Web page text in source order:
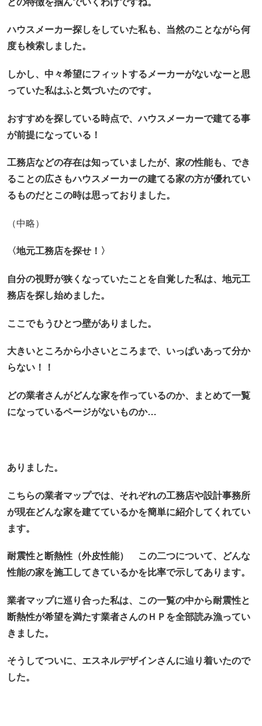
ハウスメーカー探しをしていた私も、当然のことながら何
度も検索しました。
しかし、中々希望にフィットするメーカーがないなーと思
っていた私はふと気づいたのです。
おすすめを探している時点で、ハウスメーカーで建てる事
が前提になっている！
工務店などの存在は知っていましたが、 家の性能も、でき
ることの広さもハウスメーカーの建てる家の方が優れてい
るものだとこの時は思っておりました。
（中略）
〈地元工務店を探せ！〉
自分の視野が狭くなっていたことを自覚した私は、地元工
務店を探し始めました。
ここでもうひとつ壁がありました。
大きいところから小さいところまで、 いっぱいあって分か
らない！！
どの業者さんがどんな家を作っているのか、まとめて一覧
になっているページがないものか…
ありました。
こちらの業者マップでは、それぞれの工務店や設計事務所
が現在どんな家を建てているかを簡単に紹介してくれてい
ます。
耐震性と断熱性（外皮性能） この二つについて、どんな
性能の家を施工してきているかを比率で示してあります。
業者マップに巡り合った私は、この一覧の中から耐震性と
断熱性が希望を満たす業者さんのＨＰを全部読み漁ってい
きました。
そうしてついに、エスネルデザインさんに辿り着いたので
した。